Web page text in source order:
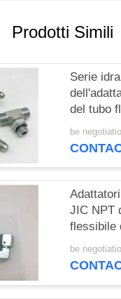
Prodotti Simili
Serie
del tubo
parte
metrica
be
JIC NPT
flessibile
maschio
90 gradi
be